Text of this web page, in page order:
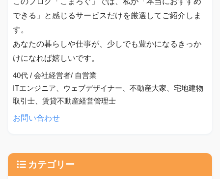
できる」と感じるサービスだけを厳選してご紹介しま
す。
あなたの暮らしや仕事が、少しでも豊かになるきっか
けになれば嬉しいです。
40代 / 会社経営者/ 自営業
ITエンジニア、ウェブデザイナー、不動産大家、宅地建物
取引士、賃貸不動産経営管理士
お問い合わせ
カテゴリー